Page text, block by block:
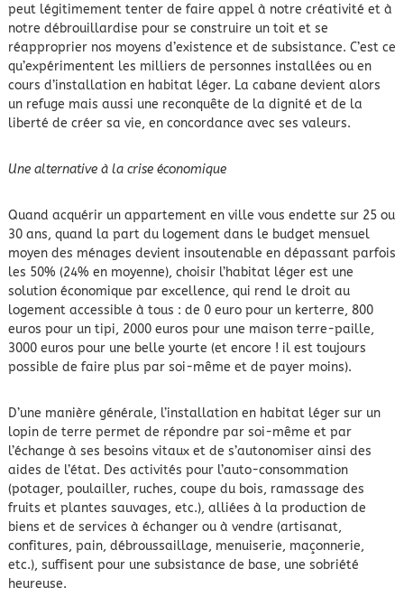
peut légitimement tenter de faire appel à notre créativité et à
notre débrouillardise pour se construire un toit et se
réapproprier nos moyens d’existence et de subsistance. C’est ce
qu’expérimentent les milliers de personnes installées ou en
cours d’installation en habitat léger. La cabane devient alors
un refuge mais aussi une reconquête de la dignité et de la
liberté de créer sa vie, en concordance avec ses valeurs.
Une alternative à la crise économique
Quand acquérir un appartement en ville vous endette sur 25 ou
30 ans, quand la part du logement dans le budget mensuel
moyen des ménages devient insoutenable en dépassant parfois
les 50% (24% en moyenne), choisir l’habitat léger est une
solution économique par excellence, qui rend le droit au
logement accessible à tous : de 0 euro pour un kerterre, 800
euros pour un tipi, 2000 euros pour une maison terre-paille,
3000 euros pour une belle yourte (et encore ! il est toujours
possible de faire plus par soi-même et de payer moins).
D’une manière générale, l’installation en habitat léger sur un
lopin de terre permet de répondre par soi-même et par
l’échange à ses besoins vitaux et de s’autonomiser ainsi des
aides de l’état. Des activités pour l’auto-consommation
(potager, poulailler, ruches, coupe du bois, ramassage des
fruits et plantes sauvages, etc.), alliées à la production de
biens et de services à échanger ou à vendre (artisanat,
confitures, pain, débroussaillage, menuiserie, maçonnerie,
etc.), suffisent pour une subsistance de base, une sobriété
heureuse.